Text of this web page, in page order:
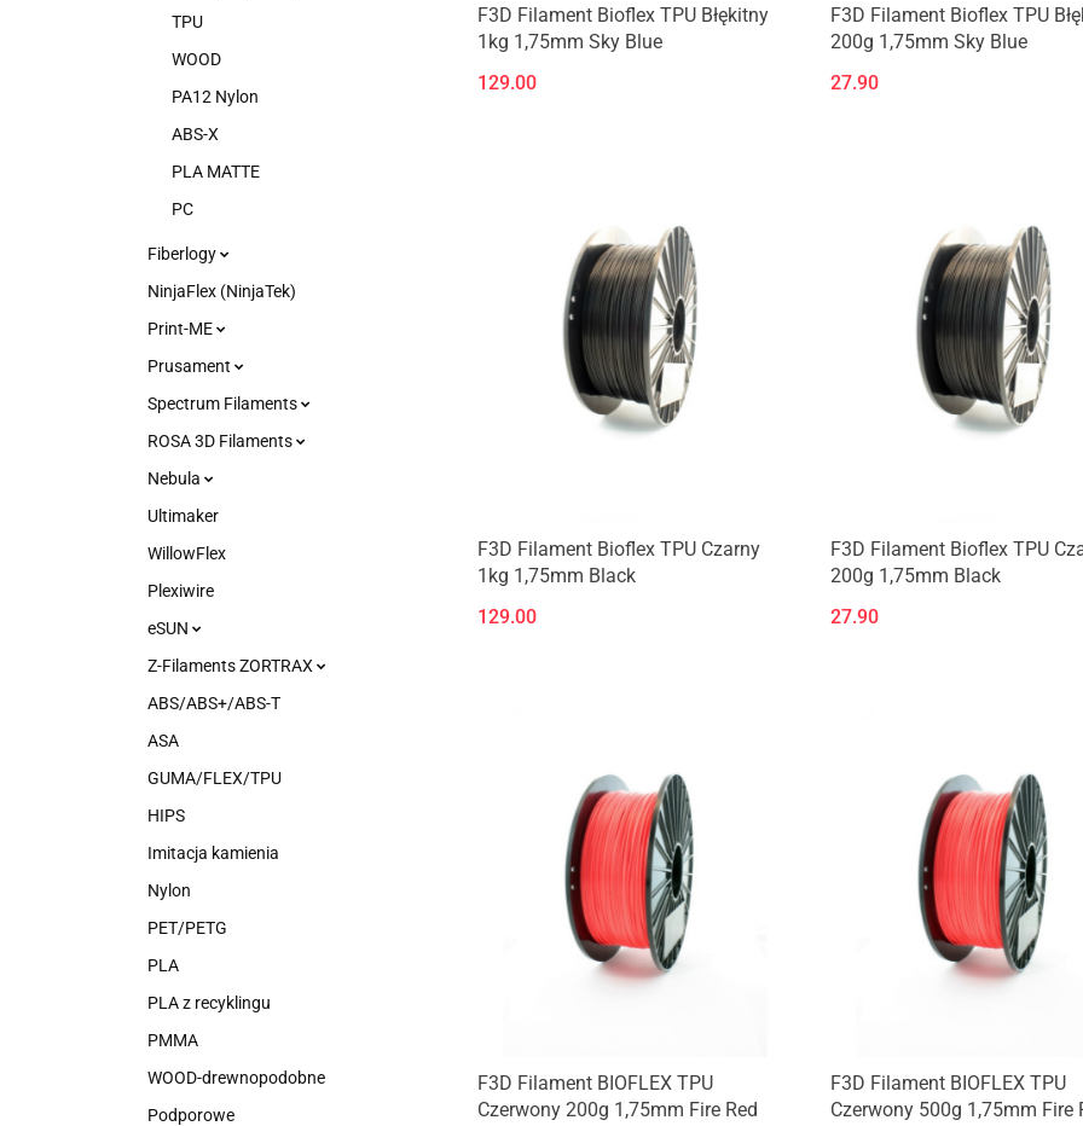
TPU
WOOD
PA12 Nylon
ABS-X
PLA MATTE
PC
Fiberlogy
NinjaFlex (NinjaTek)
Print-ME
Prusament
Spectrum Filaments
ROSA 3D Filaments
Nebula
Ultimaker
WillowFlex
Plexiwire
eSUN
Z-Filaments ZORTRAX
ABS/ABS+/ABS-T
ASA
GUMA/FLEX/TPU
HIPS
Imitacja kamienia
Nylon
PET/PETG
PLA
PLA z recyklingu
PMMA
WOOD-drewnopodobne
Podporowe
Produkt niedostępny
F3D Filament Bioflex TPU Błękitny
1kg 1,75mm Sky Blue
129.00
Produkt niedostępny
F3D Filament Bioflex TPU
200g 1,75mm Sky Blue
27.90
Produkt niedostępny
F3D Filament Bioflex TPU Czarny
1kg 1,75mm Black
129.00
Produkt niedostępny
F3D Filament Bioflex TPU
200g 1,75mm Black
27.90
Produkt niedostępny
F3D Filament BIOFLEX TPU
Czerwony 200g 1,75mm Fire Red
Produkt niedostępny
F3D Filament BIOFLEX TPU
Czerwony 500g 1,75mm Fire